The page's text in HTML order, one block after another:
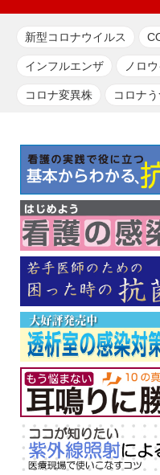
新型コロナウイルス
インフルエンザ ノロ
コロナ変異株 コロナ